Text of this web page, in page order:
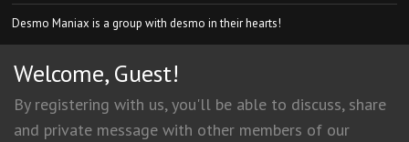
Desmo Maniax is a group with desmo in their hearts!
Welcome, Guest!
By registering with us, you'll be able to discuss, share
and private message with other members of our